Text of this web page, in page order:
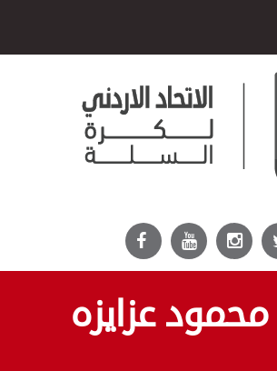
عزايزه